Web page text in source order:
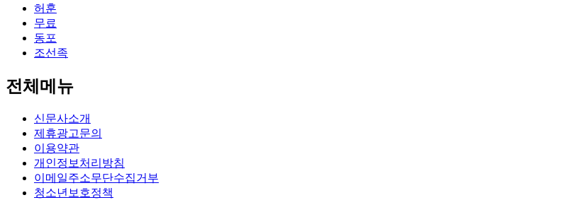
허훈
무료
동포
조선족
전체메뉴
신문사소개
제휴광고문의
이용약관
개인정보처리방침
이메일주소무단수집거부
청소년보호정책